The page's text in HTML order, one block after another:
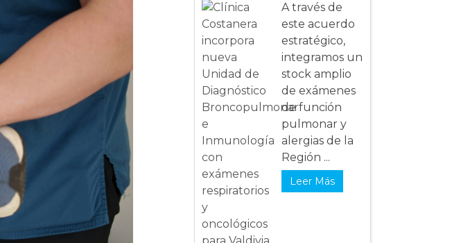
A través de
este acuerdo
estratégico,
integramos un
stock amplio
de exámenes
de función
pulmonar y
alergias de la
Región ...
Leer Más